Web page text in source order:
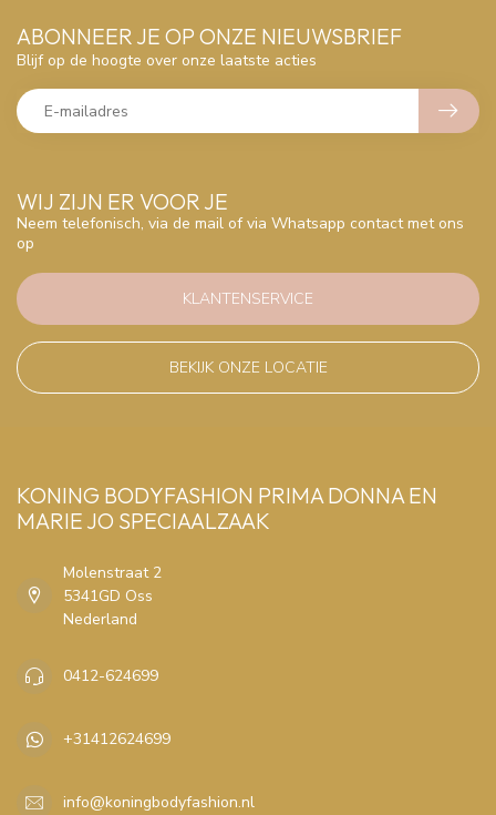
WIJ ZIJN ER VOOR JE
Neem telefonisch, via de mail of via Whatsapp contact met ons
op
KLANTENSERVICE
BEKIJK ONZE LOCATIE
ABONNEER JE OP ONZE NIEUWSBRIEF
Blijf op de hoogte over onze laatste acties
KONING BODYFASHION PRIMA DONNA EN
MARIE JO SPECIAALZAAK
Molenstraat 2
5341GD Oss
Nederland
0412-624699
+31412624699
info@koningbodyfashion.nl